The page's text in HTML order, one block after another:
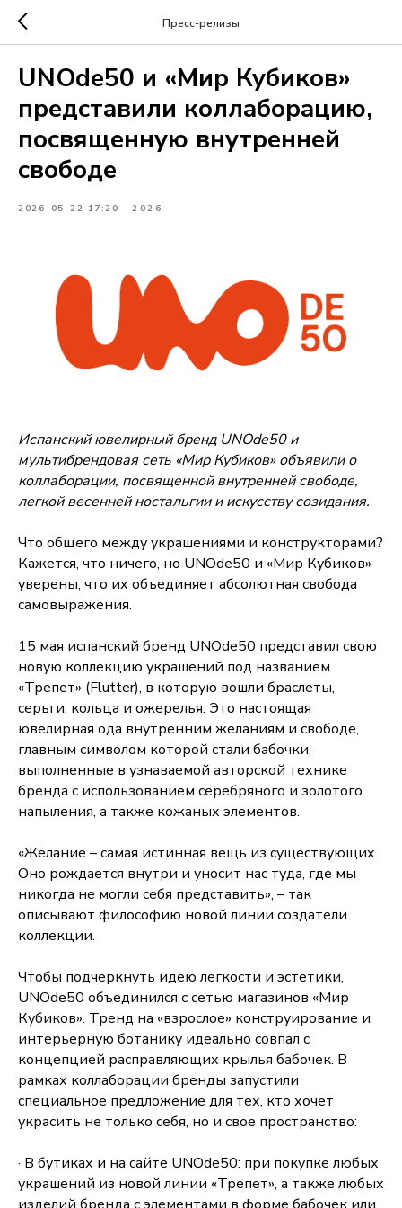
Пресс-релизы
UNOde50 и «Мир Кубиков»
представили коллаборацию,
посвященную внутренней
свободе
2026-05-22 17:20 2026
Испанский ювелирный бренд UNOde50 и
мультибрендовая сеть «Мир Кубиков» объявили о
коллаборации, посвященной внутренней свободе,
легкой весенней ностальгии и искусству созидания.
Что общего между украшениями и конструкторами?
Кажется, что ничего, но UNOde50 и «Мир Кубиков»
уверены, что их объединяет абсолютная свобода
самовыражения.
15 мая испанский бренд UNOde50 представил свою
новую коллекцию украшений под названием
«Трепет» (Flutter), в которую вошли браслеты,
серьги, кольца и ожерелья. Это настоящая
ювелирная ода внутренним желаниям и свободе,
главным символом которой стали бабочки,
выполненные в узнаваемой авторской технике
бренда с использованием серебряного и золотого
напыления, а также кожаных элементов.
«Желание – самая истинная вещь из существующих.
Оно рождается внутри и уносит нас туда, где мы
никогда не могли себя представить», – так
описывают философию новой линии создатели
коллекции.
Чтобы подчеркнуть идею легкости и эстетики,
UNOde50 объединился с сетью магазинов «Мир
Кубиков». Тренд на «взрослое» конструирование и
интерьерную ботанику идеально совпал с
концепцией расправляющих крылья бабочек. В
рамках коллаборации бренды запустили
специальное предложение для тех, кто хочет
украсить не только себя, но и свое пространство:
· В бутиках и на сайте UNOde50: при покупке любых
украшений из новой линии «Трепет», а также любых